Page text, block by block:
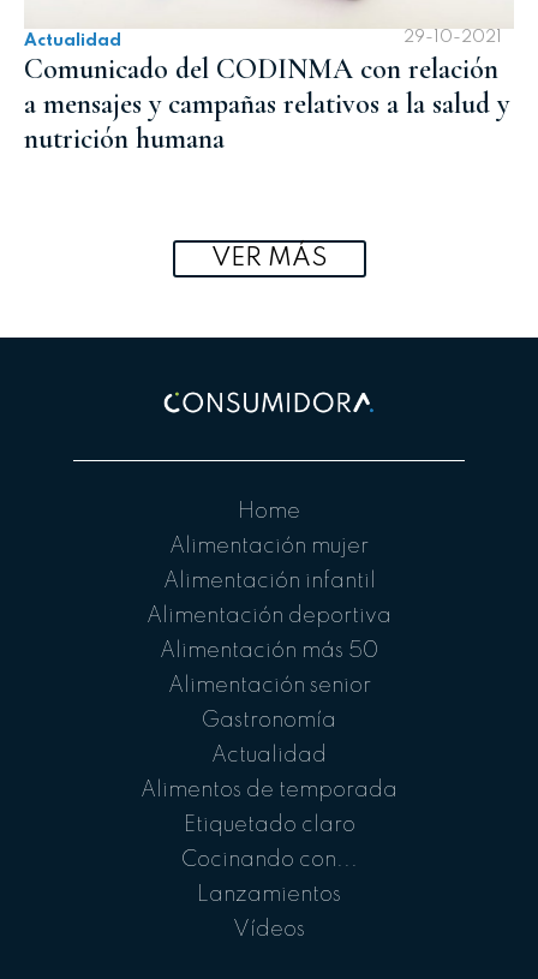
Actualidad 29-10-2021
Comunicado del CODINMA con relación
a mensajes y campañas relativos a la salud y
nutrición humana
VER MÁS
Home
Alimentación mujer
Alimentación infantil
Alimentación deportiva
Alimentación más 50
Alimentación senior
Gastronomía
Actualidad
Alimentos de temporada
Etiquetado claro
Cocinando con...
Lanzamientos
Vídeos